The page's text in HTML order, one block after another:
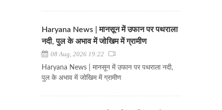
Haryana News | मानसून में उफान पर पथराला
नदी, पुल के अभाव में जोखिम में ग्रामीण
08 Aug, 2026 19:22
Haryana News | मानसून में उफान पर पथराला नदी,
पुल के अभाव में जोखिम में ग्रामीण